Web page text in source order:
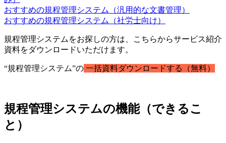
おすすめの規程管理システム（汎用的な文書管理）
おすすめの規程管理システム（社労士向け）
規程管理システムをお探しの方は、こちらからサービス紹介
資料をダウンロードいただけます。
“規程管理システム”の 一括資料ダウンロードする（無料）
規程管理システムの機能（できるこ
と）